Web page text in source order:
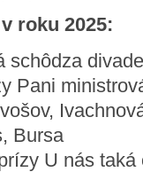
roku 2025:
schôdza
Pani
Bursa
U nás